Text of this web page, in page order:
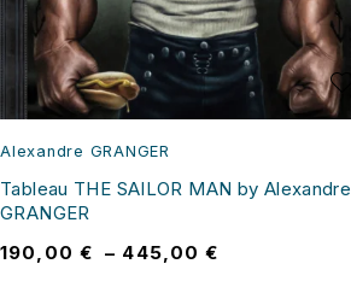
Alexandre GRANGER
Tableau THE SAILOR MAN by Alexandre
GRANGER
190,00 € – 445,00€